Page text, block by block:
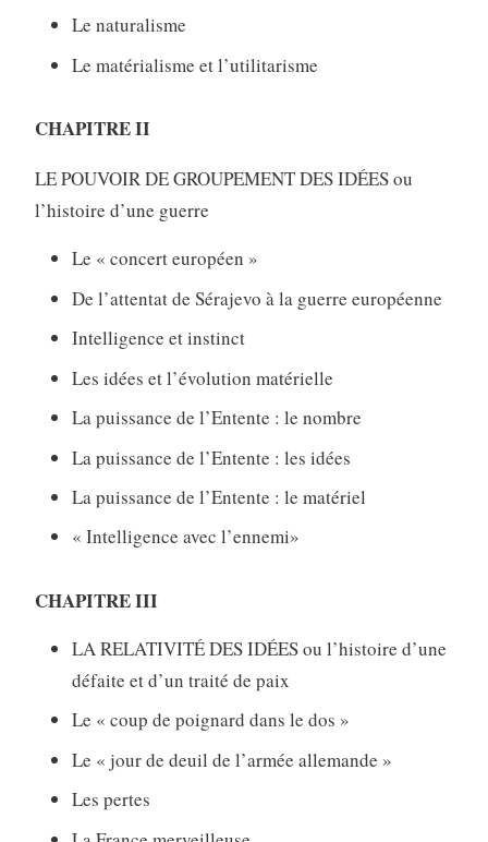
Le naturalisme
Le matérialisme et l’utilitarisme
CHAPITRE II
LE POUVOIR DE GROUPEMENT DES IDÉES ou
l’histoire d’une guerre
Le « concert européen »
De l’attentat de Sérajevo à la guerre européenne
Intelligence et instinct
Les idées et l’évolution matérielle
La puissance de l’Entente : le nombre
La puissance de l’Entente : les idées
La puissance de l’Entente : le matériel
« Intelligence avec l’ennemi»
CHAPITRE III
LA RELATIVITÉ DES IDÉES ou l’histoire d’une
défaite et d’un traité de paix
Le « coup de poignard dans le dos »
Le « jour de deuil de l’armée allemande »
Les pertes